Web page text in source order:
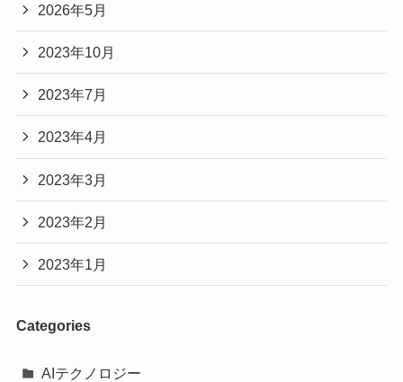
2026年5月
2023年10月
2023年7月
2023年4月
2023年3月
2023年2月
2023年1月
Categories
AIテクノロジー